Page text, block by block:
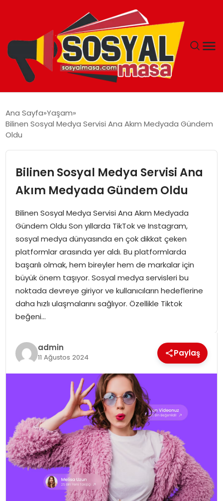
EKONOMI
EĞITIM
GÜNDEM
MAGAZIN
Ana Sayfa Yaşam
Bilinen Sosyal Medya Servisi Ana Akım Medyada Gündem
Oldu
Bilinen Sosyal Medya Servisi Ana
Akım Medyada Gündem Oldu
Bilinen Sosyal Medya Servisi Ana Akım Medyada
Gündem Oldu Son yıllarda TikTok ve Instagram,
sosyal medya dünyasında en çok dikkat çeken
platformlar arasında yer aldı. Bu platformlarda
başarılı olmak, hem bireyler hem de markalar için
büyük önem taşıyor. Sosyal medya servisleri bu
noktada devreye giriyor ve kullanıcıların hedeflerine
daha hızlı ulaşmalarını sağlıyor. Özellikle Tiktok
beğeni…
admin
11 Ağustos 2024 Paylaş